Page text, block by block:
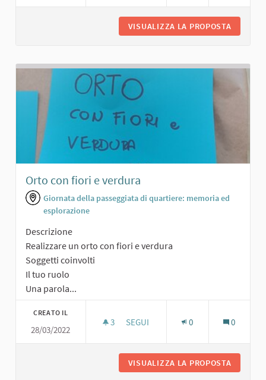
VISUALIZZA LA PROPOSTA
Orto con fiori e verdura
Giornata della passeggiata di quartiere: memoria ed
esplorazione
Descrizione
Realizzare un orto con fiori e verdura
Soggetti coinvolti
Il tuo ruolo
Una parola...
CREATO IL
28/03/2022
3 3 SOSTENITORI
SEGUI 0 0
VISUALIZZA LA PROPOSTA